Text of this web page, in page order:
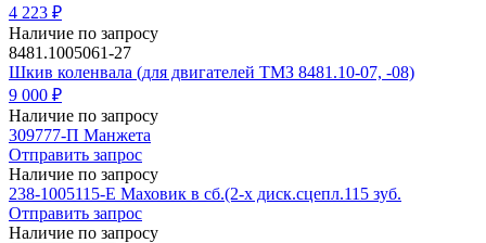
4 223 ₽
Наличие по запросу
8481.1005061-27
Шкив коленвала (для двигателей ТМЗ 8481.10-07, -08)
9 000 ₽
Наличие по запросу
309777-П Манжета
Отправить запрос
Наличие по запросу
238-1005115-Е Маховик в сб.(2-х диск.сцепл.115 зуб.
Отправить запрос
Наличие по запросу